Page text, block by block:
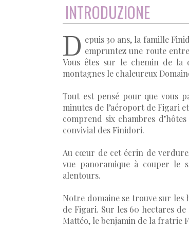
INTRODUZIONE
D epuis 30 ans, la famille
empruntez une route
Vous êtes sur le chemin de la
montagnes le chaleureux
Tout est pensé pour que vous
minutes de l’aéroport de Figari
comprend six chambres
convivial des Finidori.
Au cœur de cet écrin de
vue panoramique à couper le
alentours.
Notre domaine se trouve sur les
de Figari. Sur les 60 hectares
Mattéo, le benjamin de la fratrie